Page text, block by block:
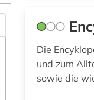
Die
und zum
sowie die